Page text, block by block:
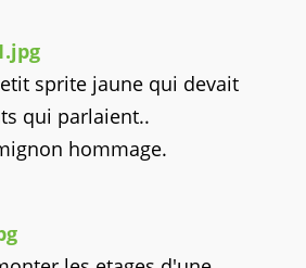
sprite jaune qui devait
qui parlaient..
hommage.